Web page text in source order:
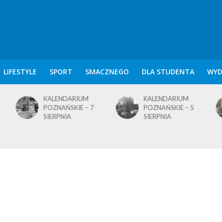
LIFESTYLE SPORT SMACZNEGO DLA STUDENTA
KALENDARIUM
POZNAŃSKIE – 7
SIERPNIA
KALENDARIUM
POZNAŃSKIE – 5
SIERPNIA